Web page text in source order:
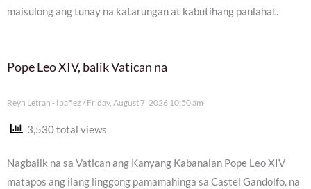
maisulong ang tunay na katarungan at kabutihang panlahat.
Pope Leo XIV, balik Vatican na
Reyn Letran - Ibañez Friday, August 7, 2026 10:50 am
3,530 total views
Nagbalik na sa Vatican ang Kanyang Kabanalan Pope Leo XIV
matapos ang ilang linggong pamamahinga sa Castel Gandolfo, na